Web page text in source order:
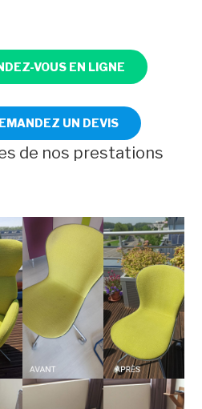
VOUS EN LIGNE
UN DEVIS
de nos prestations